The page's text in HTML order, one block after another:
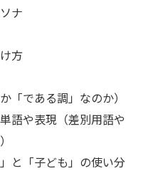
ナ
方
「である調」なのか）
語や表現（差別用語や
と「子ども」の使い分